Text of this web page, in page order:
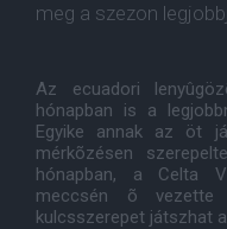
meg a szezon
Az ecuadori
hónapban is a
Egyike annak az öt
mérkõzésen
hónapban, a Celta
meccsén õ
kulcsszerepet játszhat